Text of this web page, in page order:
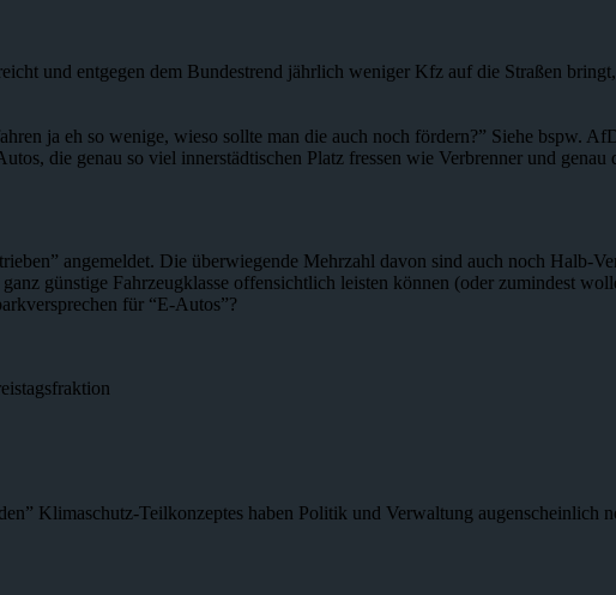
und entgegen dem Bundestrend jährlich weniger Kfz auf die Straßen
ja eh so wenige, wieso sollte man die auch noch fördern?” Siehe bspw.
die genau so viel innerstädtischen Platz fressen wie Verbrenner und
angemeldet. Die überwiegende Mehrzahl davon sind auch noch Halb-
günstige Fahrzeugklasse offensichtlich leisten können (oder zumindest
für “E-Autos”?
Klimaschutz-Teilkonzeptes haben Politik und Verwaltung